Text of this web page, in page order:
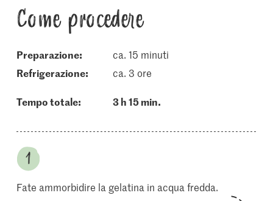
Come procedere
Preparazione:
ca. 15 minuti
refrigerazione:
ca. 3 ore
Tempo totale: 3 h 15 min.
Fate ammorbidire la gelatina in acqua fredda.